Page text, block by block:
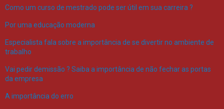
Como um curso de mestrado pode ser útil em sua carreira ?
Por uma educação moderna
Especialista fala sobre a importância de se divertir no ambiente de
trabalho
Vai pedir demissão ? Saiba a importância de não fechar as portas
da empresa
A importância do erro